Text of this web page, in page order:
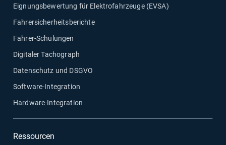
Eignungsbewertung für Elektrofahrzeuge (EVSA)
Fahrersicherheitsberichte
Fahrer-Schulungen
Digitaler Tachograph
Datenschutz und DSGVO
Software-Integration
Hardware-Integration
Ressourcen